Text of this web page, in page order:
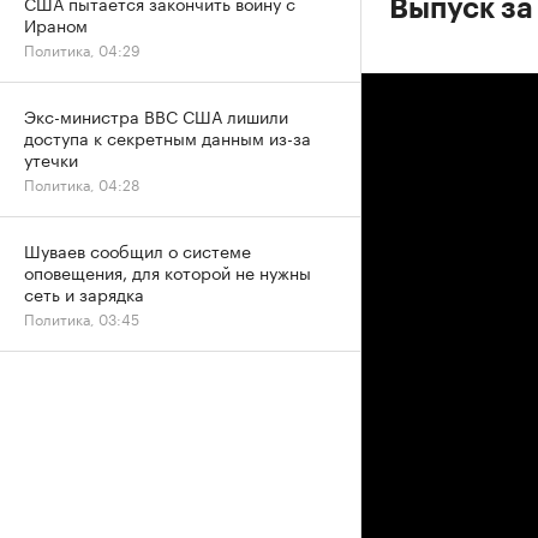
Выпуск
Ираном
Политика, 04:29
Экс-министра ВВС США лишили
доступа к секретным данным из-за
утечки
Политика, 04:28
Шуваев сообщил о системе
оповещения, для которой не нужны
сеть и зарядка
Политика, 03:45